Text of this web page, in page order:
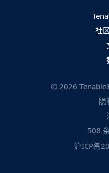
社
© 2026
隐
508
沪ICP备